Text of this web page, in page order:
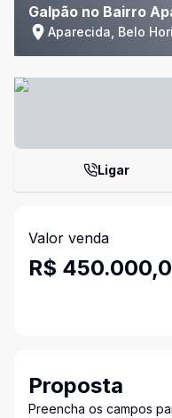
Galpão no Bairro
Aparecida, Belo
Ligar
Valor venda
R$
Proposta
Preencha os campos